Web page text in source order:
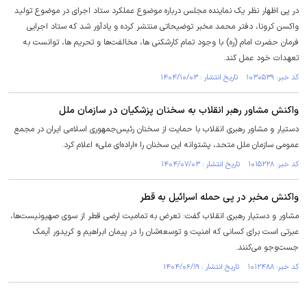
در پی اظهار نظر یک نماینده مجلس درباره موضوع عملکرد ستاد اجرای در موضوع تولید
واکسن کرونا، دفتر محمد مخبر توضیحاتی منتشر کرده و یادآور شد که ستاد اجرایی
فرمان حضرت امام (ره) با وجود تمام کارشکنی ها، مخالفت‌ها و تحریم ها، توانست به
تعهدات خود عمل کند.
کد خبر: ۱۰۳۰۵۳۹ تاریخ انتشار : ۱۴۰۴/۱۰/۰۳
واکنش مشاور رهبر انقلاب به سخنان پزشکیان در سازمان ملل
دستیار و مشاور رهبری انقلاب با حمایت از سخنان رئیس‌جمهوری اسلامی ایران در مجمع
عمومی سازمان ملل متحد، پشتوانه این سخنان را «اراده‌ای ملی» اعلام کرد.
کد خبر: ۱۰۱۵۲۲۸ تاریخ انتشار : ۱۴۰۴/۰۷/۰۳
واکنش مخبر در پی حمله اسرائیل به قطر
مشاور و دستیار رهبری انقلاب گفت: تعرض به تمامیت ارضی قطر از سوی صهیونیست‌ها،
عبرتی است برای کسانی که امنیت و توسعه‌شان را در پیمان ابراهیم و کریدور آیمک
جست‌وجو می‌کنند.
کد خبر: ۱۰۱۲۴۸۸ تاریخ انتشار : ۱۴۰۴/۰۶/۱۹